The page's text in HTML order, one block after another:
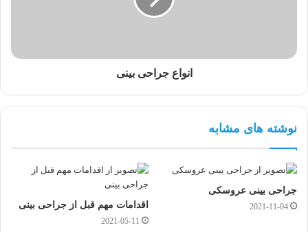
انواع جراحی بینی
نوشته های مشابه
جراحی بینی عروسکی
2021-11-04 اقدامات مهم قبل از جراحی بینی
2021-05-11